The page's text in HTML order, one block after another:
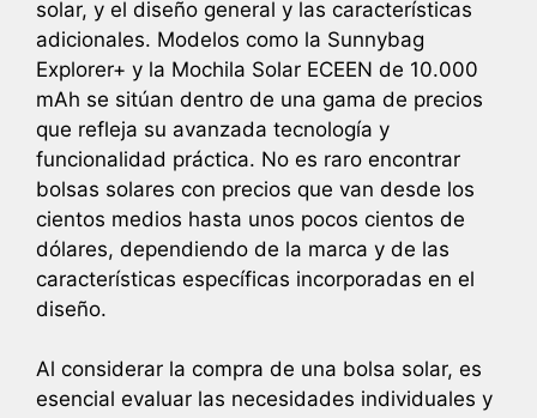
solar, y el diseño general y las características
adicionales. Modelos como la Sunnybag
Explorer+ y la Mochila Solar ECEEN de 10.000
mAh se sitúan dentro de una gama de precios
que refleja su avanzada tecnología y
funcionalidad práctica. No es raro encontrar
bolsas solares con precios que van desde los
cientos medios hasta unos pocos cientos de
dólares, dependiendo de la marca y de las
características específicas incorporadas en el
diseño.
Al considerar la compra de una bolsa solar, es
esencial evaluar las necesidades individuales y